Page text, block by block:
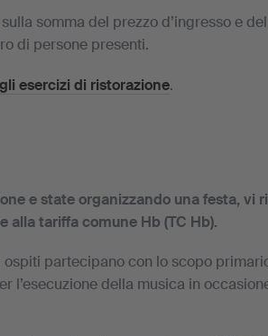
somma del prezzo d’ingresso e
di persone presenti.
esercizi di ristorazione.
e state organizzando una festa, vi
alla tariffa comune Hb (TC Hb).
partecipano con lo scopo
l’esecuzione della musica in